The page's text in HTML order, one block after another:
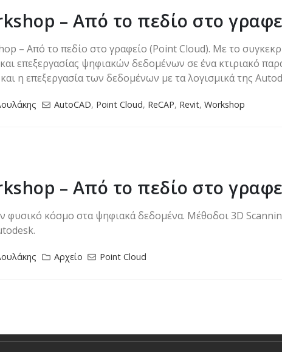
– Από το πεδίο στο
– Από το πεδίο στο γραφείο (Point Cloud). Με το
επεξεργασίας ψηφιακών δεδομένων σε ένα κτιριακό
η επεξεργασία των δεδομένων με τα λογισμικά της
AutoCAD, Point Cloud, ReCAP, Revit, Workshop
– Από το πεδίο στο
φυσικό κόσμο στα ψηφιακά δεδομένα. Μέθοδοι 3D
Αρχείο Point Cloud